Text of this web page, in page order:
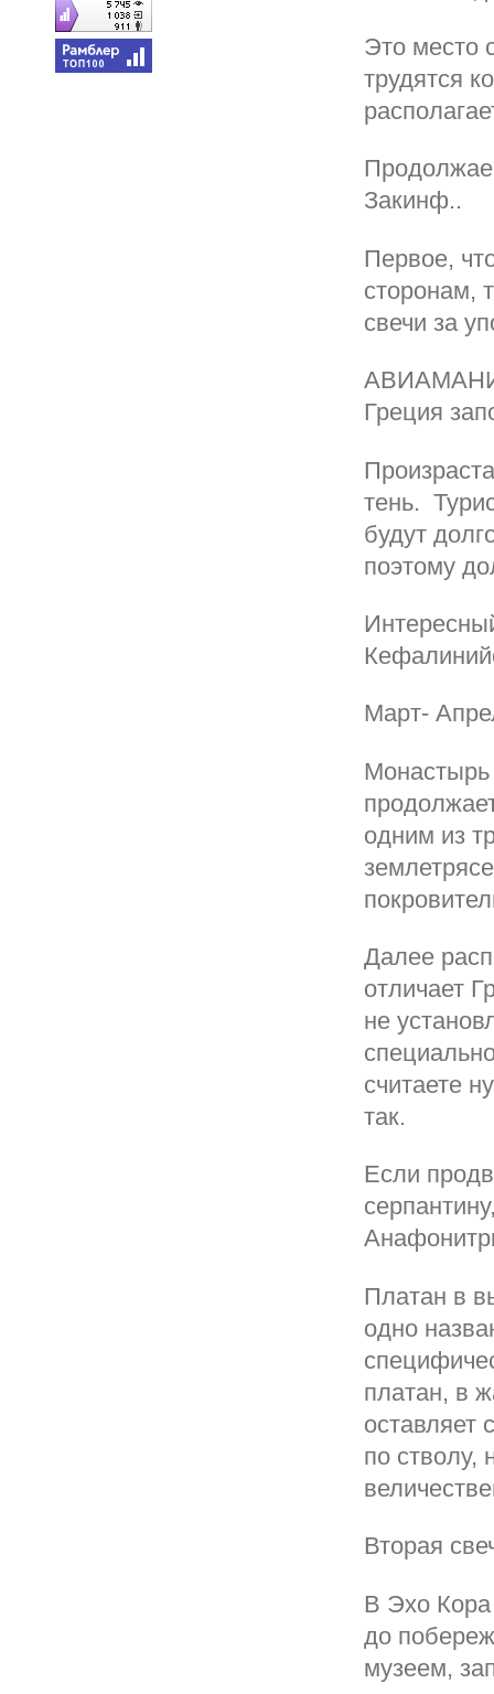
Это место
трудятся
Закинф..
Первое,
сторонам,
свечи за
Греция
тень.
будут
поэтому
Март-
Монастырь
одним из
Далее
отличает
не
считаете
так.
Если
Платан в
одно
платан, в
оставляет
по
Вторая
В Эхо Кора
до
музеем,